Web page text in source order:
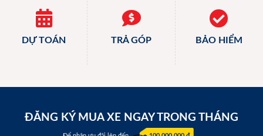
DỰ TOÁN TRẢ GÓP BẢO HIỂM
ĐĂNG KÝ MUA XE NGAY TRONG THÁNG